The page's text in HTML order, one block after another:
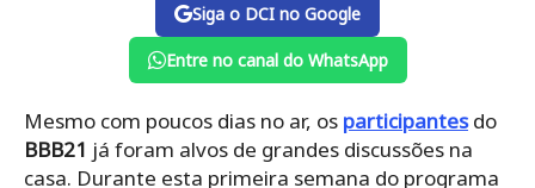
Siga o DCI no Google
Entre no canal do WhatsApp
Mesmo com poucos dias no ar, os participantesdo
BBB21 já foram alvos de grandes discussões na
casa. Durante esta primeira semana do programa